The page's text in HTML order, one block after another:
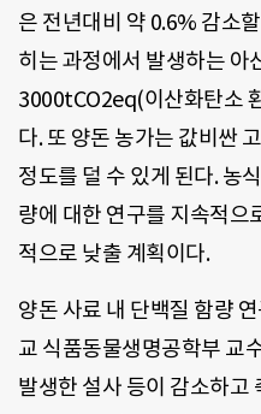
은 전년대비 약 0.6% 감소
히는 과정에서 발생하는 아
3000tCO2eq(이산화탄소
다. 또 양돈 농가는 값비싼
정도를 덜 수 있게 된다. 농
량에 대한 연구를 지속적으
적으로 낮출 계획이다.
양돈 사료 내 단백질 함량
교 식품동물생명공학부 교
발생한 설사 등이 감소하고